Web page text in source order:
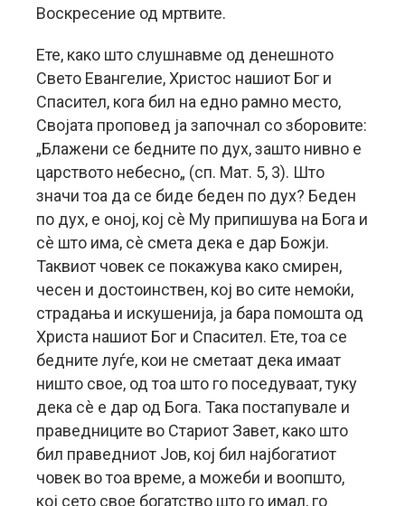
Воскресение од мртвите.
Ете, како што слушнавме од денешното
Свето Евангелие, Христос нашиот Бог и
Спасител, кога бил на едно рамно место,
Својата проповед ја започнал со зборовите:
„Блажени се бедните по дух, зашто нивно е
царството небесно„ (сп. Мат. 5, 3). Што
значи тоа да се биде беден по дух? Беден
по дух, е оној, кој сè Му припишува на Бога и
сè што има, сè смета дека е дар Божји.
Таквиот човек се покажува како смирен,
чесен и достоинствен, кој во сите немоќи,
страдања и искушенија, ја бара помошта од
Христа нашиот Бог и Спасител. Ете, тоа се
бедните луѓе, кои не сметаат дека имаат
ништо свое, од тоа што го поседуваат, туку
дека сè е дар од Бога. Така постапувале и
праведниците во Стариот Завет, како што
бил праведниот Јов, кој бил најбогатиот
човек во тоа време, а можеби и воопшто,
кој сето свое богатство што го имал, го